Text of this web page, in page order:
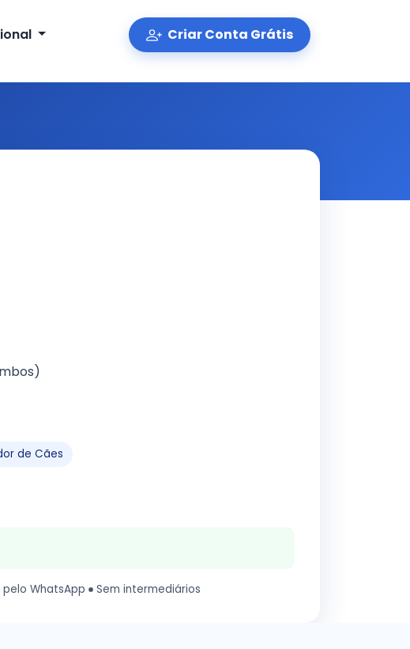
Criar Conta Grátis
de Cães
WhatsApp Sem intermediários